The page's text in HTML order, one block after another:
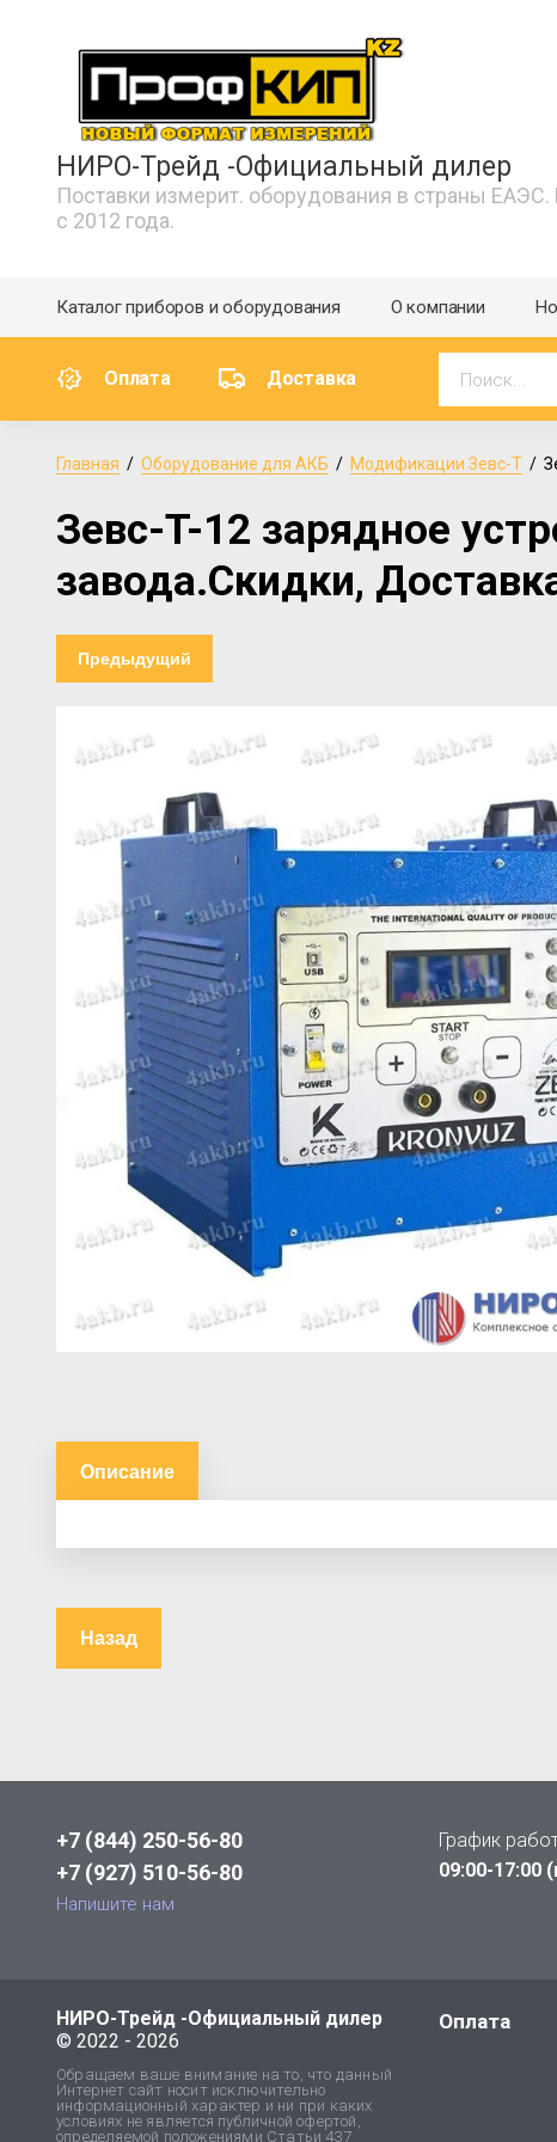
НИРО-Трейд -Официальный дилер
Поставки измерит. оборудования в страны ЕАЭС.
с 2012 года.
Каталог приборов и оборудования О компании
Оплата Доставка
Главная
  /
Оборудование для АКБ
  /
Модификации Зевс-Т
/
Зевс-T-12 зарядное
завода.Скидки,
Предыдущий
Описание
Назад
+7 (844) 250-56-80
+7 (927) 510-56-80
Напишите нам
График
09:00-17:00
НИРО-Трейд -Официальный дилер
© 2022 - 2026
Обращаем ваше внимание на то, что данный
Интернет сайт носит исключительно
информационный характер и ни при каких
условиях не является публичной офертой,
определяемой положениями Статьи 437
Оплата